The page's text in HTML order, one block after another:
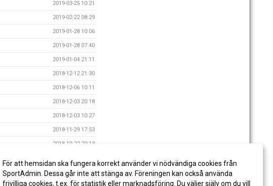
2019-03-25 10:21
2019-02-22 08:29
2019-01-28 10:06
2019-01-28 07:40
2019-01-04 21:11
2018-12-12 21:30
2018-12-06 10:11
2018-12-03 20:18
2018-12-03 10:27
2018-11-29 17:53
2018-10-22 20:13
2018-08-23 08:56
För att hemsidan ska fungera korrekt använder vi nödvändiga cookies från
SportAdmin. Dessa går inte att stänga av. Föreningen kan också använda
frivilliga cookies, t.ex. för statistik eller marknadsföring. Du väljer själv om du vill